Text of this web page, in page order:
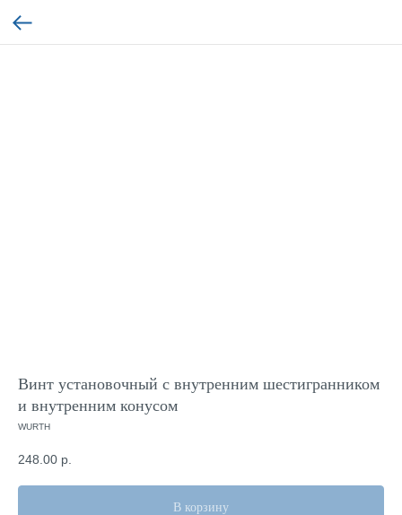
Винт установочный с внутренним шестигранником
и внутренним конусом
WURTH
248.00 р.
В корзину